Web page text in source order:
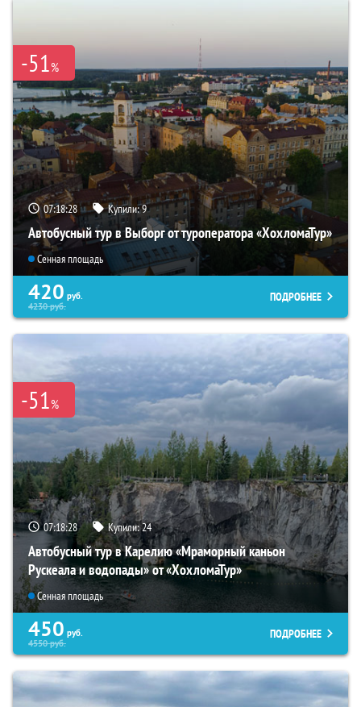
-51%
07:18:26 Купили:9
Автобусный тур в Выборг от туроператора «ХохломаТур»
Сенная площадь
420 руб.
4230руб.
ПОДРОБНЕЕ
-51%
07:18:26 Купили:24
Автобусный тур в Карелию «Мраморный каньон
Рускеала и водопады» от «ХохломаТур»
Сенная площадь
450 руб.
4550руб.
ПОДРОБНЕЕ